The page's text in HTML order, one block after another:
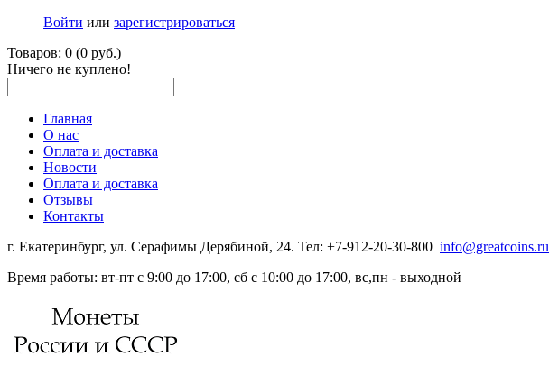
Войти или зарегистрироваться
Товаров: 0 (0 руб.)
Ничего не куплено!
Главная
О нас
Оплата и доставка
Новости
Оплата и доставка
Отзывы
Контакты
г. Екатеринбург, ул. Серафимы Дерябиной, 24. Тел: +7-912-20-30-800 info@greatcoins.ru
Время работы: вт-пт с 9:00 до 17:00, сб с 10:00 до 17:00, вс,пн - выходной